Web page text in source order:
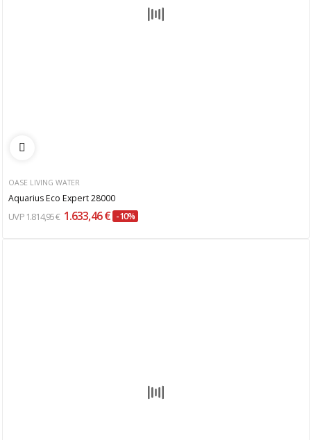
OASE LIVING WATER
Aquarius Eco Expert 28000
1.814,95 € 1.633,46 € -10%